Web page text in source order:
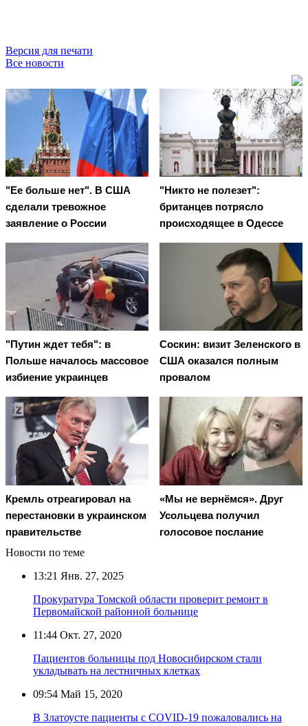
Версия для печати
Все новости
"Ее больше нет". В США
сделали тревожное
заявление о России
"Никто не полезет":
британцев потрясло
происходящее в Одессе
"Путин ждет тебя": в
Польше началось массовое
избиение украинцев
Соскин: визит Зеленского в
США оказался полным
провалом
Кремль отреагировал на
перестановки в украинском
правительстве
«Мы не вернёмся». Друг
Усольцева получил
голосовое послание
Новости по теме
13:21 Янв. 27, 2025
Прокуратура Томской области проверит ремонт в
Первомайской районной больнице
11:44 Окт. 27, 2020
Пациентов больницы под Новосибирском стали
укладывать на лестничных клетках
09:54 Май 15, 2020
В Златоусте пациенты с COVID-19 пожаловались на